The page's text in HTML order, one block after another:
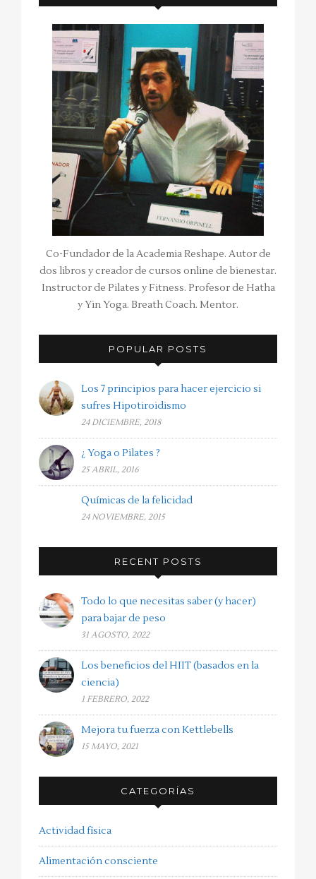
Co-Fundador de la Academia Reshape. Autor de
dos libros y creador de cursos online de bienestar.
Instructor de Pilates y Fitness. Profesor de Hatha
y Yin Yoga. Breath Coach. Mentor.
POPULAR POSTS
Los 7 principios para hacer ejercicio si
sufres Hipotiroidismo
24 DICIEMBRE, 2018
¿ Yoga o Pilates ?
25 ABRIL, 2016
Químicas de la felicidad
24 NOVIEMBRE, 2015
RECENT POSTS
Todo lo que necesitas saber (y hacer)
para bajar de peso
31 AGOSTO, 2022
Los beneficios del HIIT (basados en la
ciencia)
1 FEBRERO, 2022
Mejora tu fuerza con Kettlebells
15 MAYO, 2021
CATEGORÍAS
Actividad física
Alimentación consciente